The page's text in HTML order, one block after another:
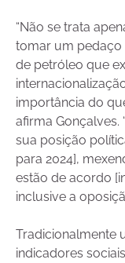
“Não se trata
tomar um pedaço
de petróleo que
importância do
afirma
sua posição
para 2024],
estão de acordo
inclusive a
Tradicionalmente
indicadores